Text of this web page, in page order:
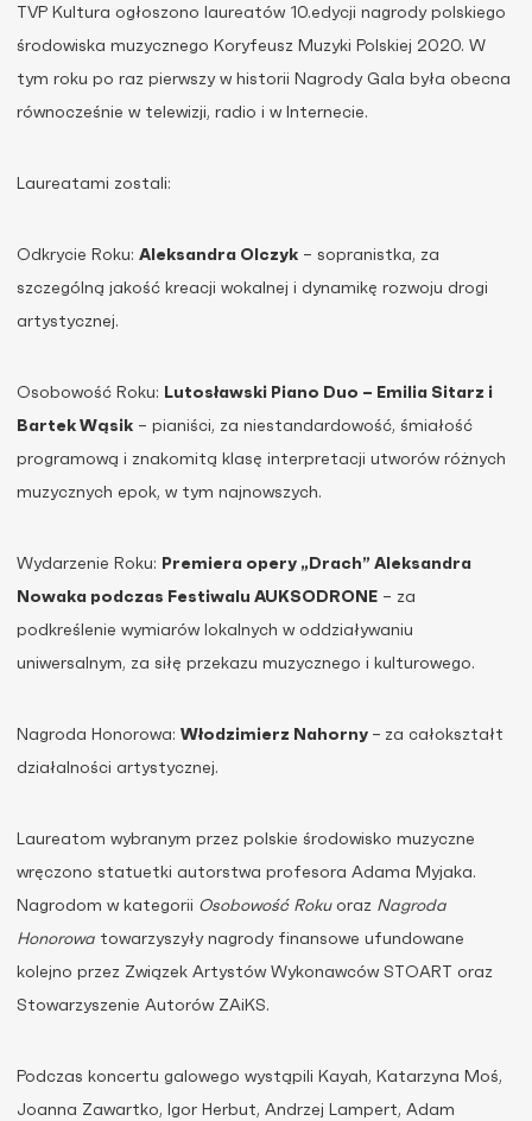
TVP Kultura ogłoszono laureatów 10.edycji nagrody polskiego
środowiska muzycznego Koryfeusz Muzyki Polskiej 2020. W
tym roku po raz pierwszy w historii Nagrody Gala była obecna
równocześnie w telewizji, radio i w Internecie.
Laureatami zostali:
Odkrycie Roku: Aleksandra Olczyk – sopranistka, za
szczególną jakość kreacji wokalnej i dynamikę rozwoju drogi
artystycznej.
Osobowość Roku: Lutosławski Piano Duo – Emilia Sitarz i
Bartek Wąsik – pianiści, za niestandardowość, śmiałość
programową i znakomitą klasę interpretacji utworów różnych
muzycznych epok, w tym najnowszych.
Wydarzenie Roku: Premiera opery „Drach” Aleksandra
Nowaka podczas Festiwalu AUKSODRONE – za
podkreślenie wymiarów lokalnych w oddziaływaniu
uniwersalnym, za siłę przekazu muzycznego i kulturowego.
Nagroda Honorowa: Włodzimierz Nahorny – za całokształt
działalności artystycznej.
Laureatom wybranym przez polskie środowisko muzyczne
wręczono statuetki autorstwa profesora Adama Myjaka.
Nagrodom w kategorii Osobowość Rokuoraz Nagroda
Honorowa towarzyszyły nagrody finansowe ufundowane
kolejno przez Związek Artystów Wykonawców STOART oraz
Stowarzyszenie Autorów ZAiKS.
Podczas koncertu galowego wystąpili Kayah, Katarzyna Moś,
Joanna Zawartko, Igor Herbut, Andrzej Lampert, Adam